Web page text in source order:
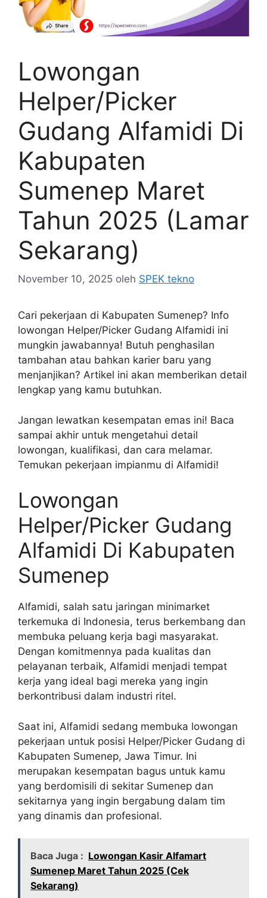
Lowongan
Helper/Picker
Gudang Alfamidi Di
Kabupaten
Sumenep Maret
Tahun 2025 (Lamar
Sekarang)
November 10, 2025 oleh SPEK tekno
Cari pekerjaan di Kabupaten Sumenep? Info
lowongan Helper/Picker Gudang Alfamidi ini
mungkin jawabannya! Butuh penghasilan
tambahan atau bahkan karier baru yang
menjanjikan? Artikel ini akan memberikan detail
lengkap yang kamu butuhkan.
Jangan lewatkan kesempatan emas ini! Baca
sampai akhir untuk mengetahui detail
lowongan, kualifikasi, dan cara melamar.
Temukan pekerjaan impianmu di Alfamidi!
Lowongan
Helper/Picker Gudang
Alfamidi Di Kabupaten
Sumenep
Alfamidi, salah satu jaringan minimarket
terkemuka di Indonesia, terus berkembang dan
membuka peluang kerja bagi masyarakat.
Dengan komitmennya pada kualitas dan
pelayanan terbaik, Alfamidi menjadi tempat
kerja yang ideal bagi mereka yang ingin
berkontribusi dalam industri ritel.
Saat ini, Alfamidi sedang membuka lowongan
pekerjaan untuk posisi Helper/Picker Gudang di
Kabupaten Sumenep, Jawa Timur. Ini
merupakan kesempatan bagus untuk kamu
yang berdomisili di sekitar Sumenep dan
sekitarnya yang ingin bergabung dalam tim
yang dinamis dan profesional.
Baca Juga : Lowongan Kasir Alfamart
Sumenep Maret Tahun 2025 (Cek
Sekarang)